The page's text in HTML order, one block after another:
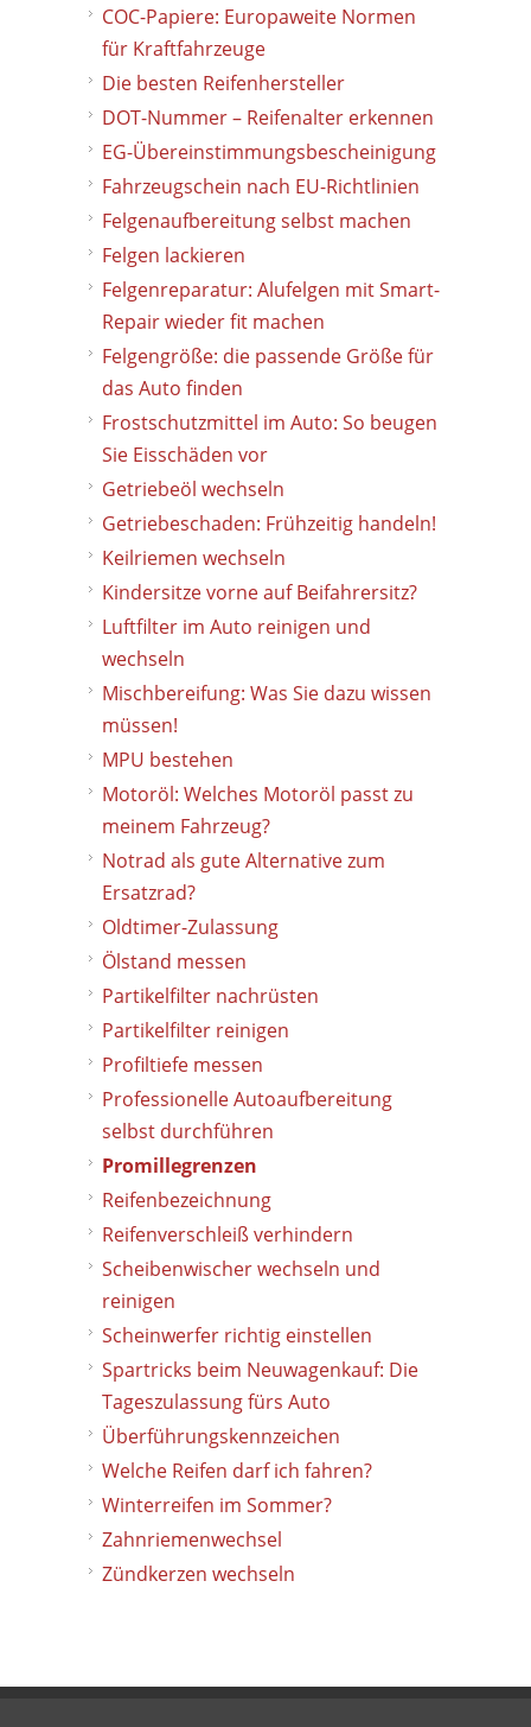
COC-Papiere: Europaweite Normen
für Kraftfahrzeuge
Die besten Reifenhersteller
DOT-Nummer – Reifenalter erkennen
EG-Übereinstimmungsbescheinigung
Fahrzeugschein nach EU-Richtlinien
Felgenaufbereitung selbst machen
Felgen lackieren
Felgenreparatur: Alufelgen mit Smart-
Repair wieder fit machen
Felgengröße: die passende Größe für
das Auto finden
Frostschutzmittel im Auto: So beugen
Sie Eisschäden vor
Getriebeöl wechseln
Getriebeschaden: Frühzeitig handeln!
Keilriemen wechseln
Kindersitze vorne auf Beifahrersitz?
Luftfilter im Auto reinigen und
wechseln
Mischbereifung: Was Sie dazu wissen
müssen!
MPU bestehen
Motoröl: Welches Motoröl passt zu
meinem Fahrzeug?
Notrad als gute Alternative zum
Ersatzrad?
Oldtimer-Zulassung
Ölstand messen
Partikelfilter nachrüsten
Partikelfilter reinigen
Profiltiefe messen
Professionelle Autoaufbereitung
selbst durchführen
Promillegrenzen
Reifenbezeichnung
Reifenverschleiß verhindern
Scheibenwischer wechseln und
reinigen
Scheinwerfer richtig einstellen
Spartricks beim Neuwagenkauf: Die
Tageszulassung fürs Auto
Überführungskennzeichen
Welche Reifen darf ich fahren?
Winterreifen im Sommer?
Zahnriemenwechsel
Zündkerzen wechseln